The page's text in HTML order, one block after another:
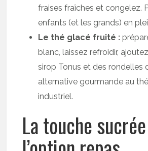
fraises fraîches et congelez.
enfants (et les grands) en
Le thé glacé fruité :
blanc, laissez refroidir,
sirop Tonus et des rondelles
alternative gourmande au
industriel.
La touche